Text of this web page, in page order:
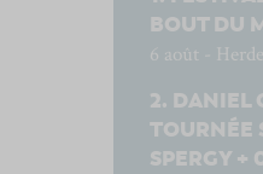
BOUT DU
6 août -
DANIEL
TOURNÉE
SPERGY +